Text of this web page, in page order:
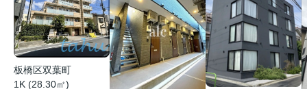
板橋区双葉町
1K (28.30㎡)